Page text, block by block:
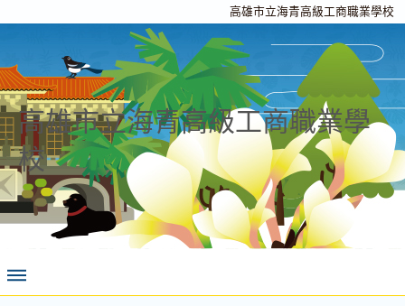
高雄市立海青高級工商職業學校
高雄市立海青高級工商職業學
校